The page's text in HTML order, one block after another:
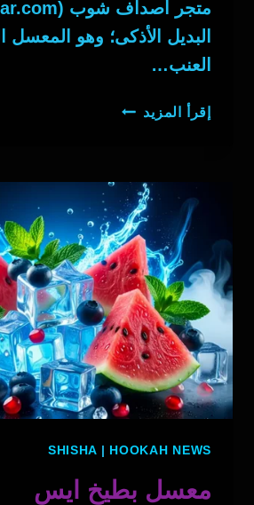
البديل الأذكى؛ وهو المعسل
العنب…
إقرأ المزيد معسل
SHISHA | HOOKAH NEWS
معسل بطيخ ايس